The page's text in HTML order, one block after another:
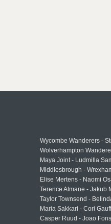
Wycombe Wanderers -
Wolverhampton
Maya Joint - Ludmilla
Middlesbrough -
Elise Mertens - Naomi
Terence Atmane - Jakub
Taylor Townsend -
Maria Sakkari - Cori Gauff
Casper Ruud - Joao